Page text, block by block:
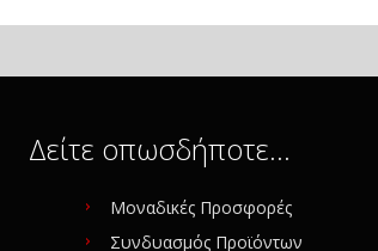
Δείτε οπωσδήποτε…
Μοναδικές Προσφορές
Συνδυασμός Προϊόντων